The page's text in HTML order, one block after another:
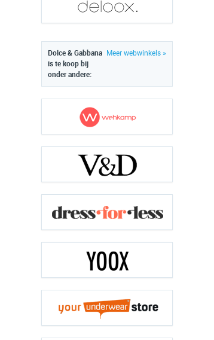
Meer webwinkels »
Dolce & Gabbana
is te koop bij
onder andere: